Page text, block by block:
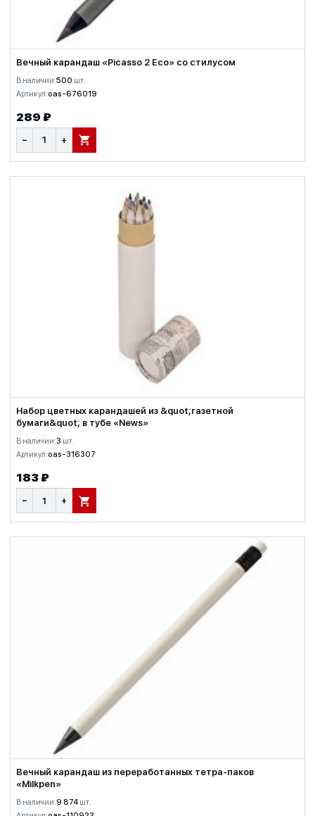
Вечный карандаш «Picasso 2 Eco» со стилусом
В наличии:500 шт.
Артикул:oas-676019
289 ₽
− + В КОРЗИНУ
Набор цветных карандашей из &quot;газетной
бумаги&quot; в тубе «News»
В наличии:3 шт.
Артикул:oas-316307
183 ₽
− + В КОРЗИНУ
Вечный карандаш из переработанных тетра-паков
«Milkpen»
В наличии:9 874 шт.